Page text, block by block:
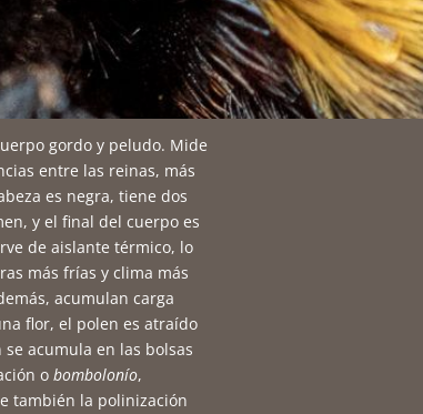
gordo y peludo. Mide
entre las reinas, más
es negra, tiene dos
y el final del cuerpo es
de aislante térmico, lo
más frías y clima más
acumulan carga
flor, el polen es atraído
acumula en las bolsas
obombolonío,
también la polinización